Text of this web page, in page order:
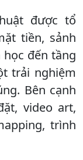
được tổ
tiền, sảnh
đến tầng
trải nghiệm
Bên cạnh
video art,
trình